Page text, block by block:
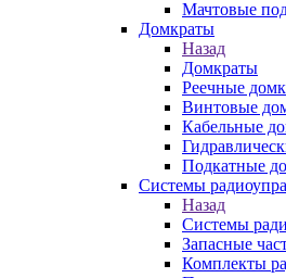
Мачтовые
Домкраты
Назад
Домкраты
Реечные
Винтовые
Кабельные
Подкатные
Системы
Назад
Системы
Запасные
Комплекты